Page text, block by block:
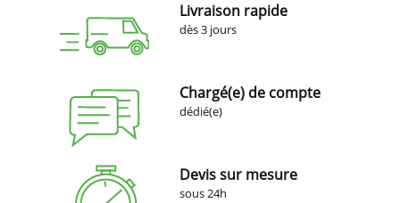
Livraison rapide
dès 3 jours
Chargé(e) de compte
dédié(e)
Devis sur mesure
sous 24h